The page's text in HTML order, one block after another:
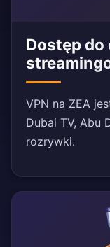
Dostęp
VPN na ZEA
Dubai TV, Abu
rozrywki.